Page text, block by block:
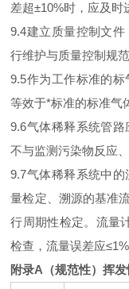
差超±10%时，应及时
9.4建立质量控制文
行维护与质量控制规
9.5作为工作标准的
等效于*标准的标准气
9.6气体稀释系统管
不与监测污染物反应
9.7气体稀释系统中
量检定、溯源的基准
行周期性检定。流量
检查，流量误差应
附录A（规范性）挥